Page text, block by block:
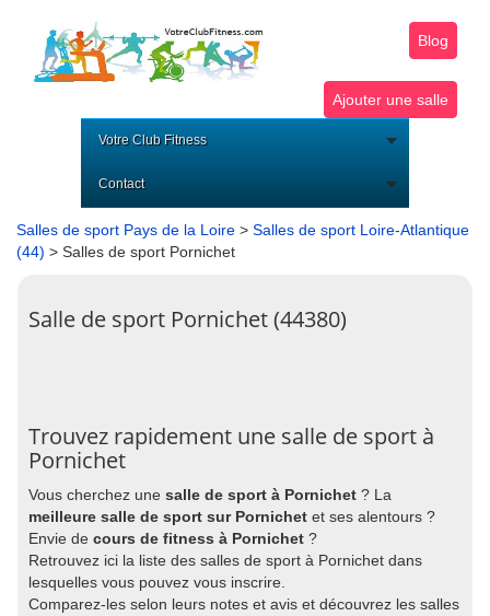
Blog
Ajouter une salle
Votre Club Fitness
Contact
Salles de sport Pays de la Loire > Salles de sport Loire-Atlantique
(44) > Salles de sport Pornichet
Salle de sport Pornichet (44380)
Trouvez rapidement une salle de sport à
Pornichet
Vous cherchez une salle de sport à Pornichet ? La
meilleure salle de sport sur Pornichet et ses alentours ?
Envie de cours de fitness à Pornichet ?
Retrouvez ici la liste des salles de sport à Pornichet dans
lesquelles vous pouvez vous inscrire.
Comparez-les selon leurs notes et avis et découvrez les salles